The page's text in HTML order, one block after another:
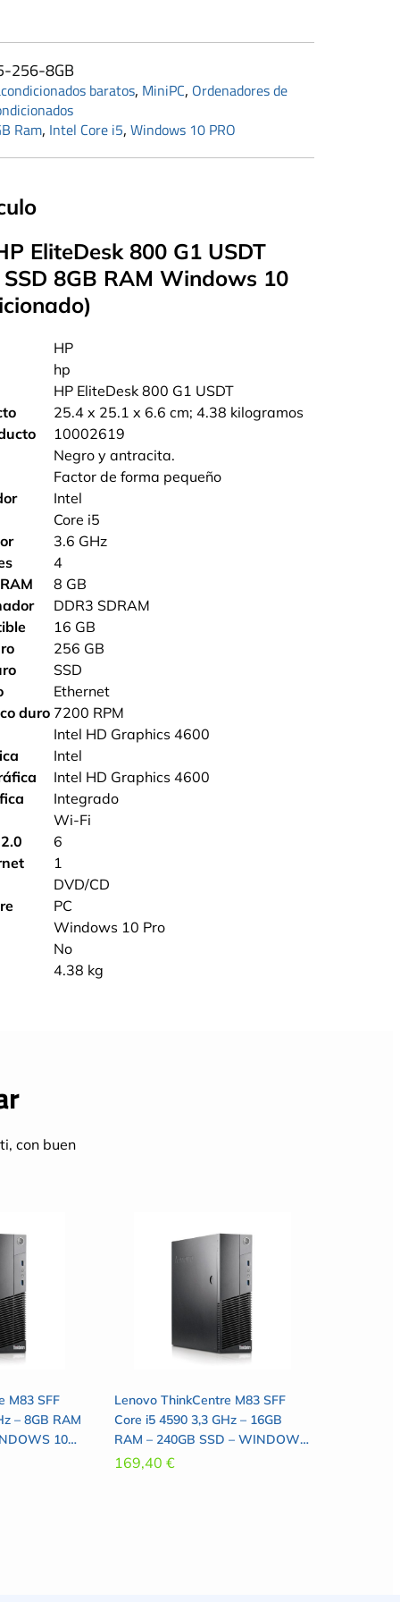
256-8GB
baratos, MiniPC, Ordenadores de
Ram, Intel Core i5, Windows 10 PRO
EliteDesk 800 G1 USDT
8GB RAM Windows 10
‎HP
‎hp
‎HP EliteDesk 800 G1 USDT
‎25.4 x 25.1 x 6.6 cm; 4.38 kilogramos
‎10002619
‎Negro y antracita.
‎Factor de forma pequeño
‎Intel
‎Core i5
‎3.6 GHz
‎4
‎8 GB
‎DDR3 SDRAM
‎16 GB
‎256 GB
‎SSD
‎Ethernet
duro ‎7200 RPM
‎Intel HD Graphics 4600
‎Intel
‎Intel HD Graphics 4600
‎Integrado
‎Wi-Fi
‎6
‎1
‎DVD/CD
‎PC
‎Windows 10 Pro
‎No
‎4.38 kg
con buen
M83 SFF
– 8GB RAM
10
Lenovo ThinkCentre M83 SFF
Core i5 4590 3,3 GHz – 16GB
RAM – 240GB SSD – WINDOWS
10 PRO
169,40€